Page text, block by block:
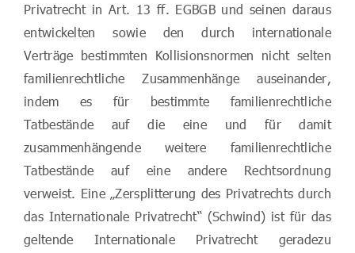
Privatrecht in Art. 13 ff. EGBGB und seinen daraus
entwickelten sowie den durch internationale
Verträge bestimmten Kollisionsnormen nicht selten
familienrechtliche Zusammenhänge auseinander,
indem es für bestimmte familienrechtliche
Tatbestände auf die eine und für damit
zusammenhängende weitere familienrechtliche
Tatbestände auf eine andere Rechtsordnung
verweist. Eine „Zersplitterung des Privatrechts durch
das Internationale Privatrecht“ (Schwind) ist für das
geltende Internationale Privatrecht geradezu